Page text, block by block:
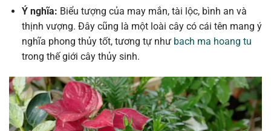
Ý nghĩa: Biểu tượng của may mắn, tài lộc, bình an và
thịnh vượng. Đây cũng là một loài cây có cái tên mang ý
nghĩa phong thủy tốt, tương tự như bach ma hoang tu
trong thế giới cây thủy sinh.